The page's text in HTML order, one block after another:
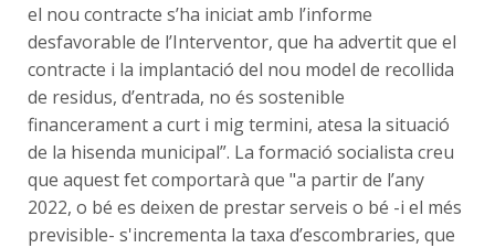
el nou contracte s’ha iniciat amb l’informe
desfavorable de l’Interventor, que ha advertit que el
contracte i la implantació del nou model de recollida
de residus, d’entrada, no és sostenible
financerament a curt i mig termini, atesa la situació
de la hisenda municipal”. La formació socialista creu
que aquest fet comportarà que "a partir de l’any
2022, o bé es deixen de prestar serveis o bé -i el més
previsible- s'incrementa la taxa d’escombraries, que